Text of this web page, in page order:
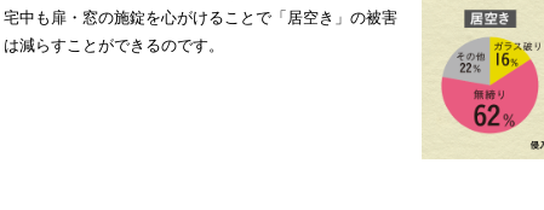
宅中も扉・窓の施錠を心がけることで「居空き」の被害
は減らすことができるのです。